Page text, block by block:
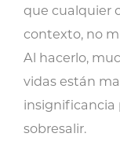
que cualquier
contexto, no
Al hacerlo,
vidas están
insignificancia
sobresalir.